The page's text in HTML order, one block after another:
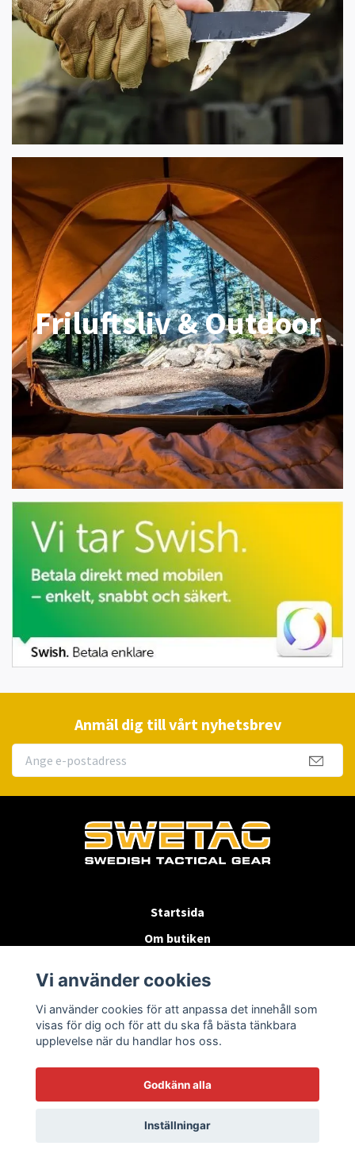
Friluftsliv & Outdoor
Anmäl dig till vårt nyhetsbrev
Startsida
Om butiken
Byten & Returer
Kontakta oss
Vi använder cookies
Vi använder cookies för att anpassa det innehåll som
visas för dig och för att du ska få bästa tänkbara
upplevelse när du handlar hos oss.
Godkänn alla
Inställningar